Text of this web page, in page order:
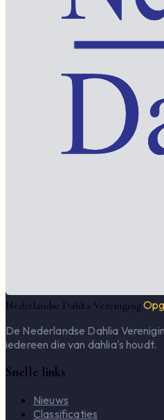
Nederlandse Dahlia Vereniging
De Nederlandse Dahlia
iedereen die van dahlia's houdt.
Snelle links
Nieuws
Classificaties